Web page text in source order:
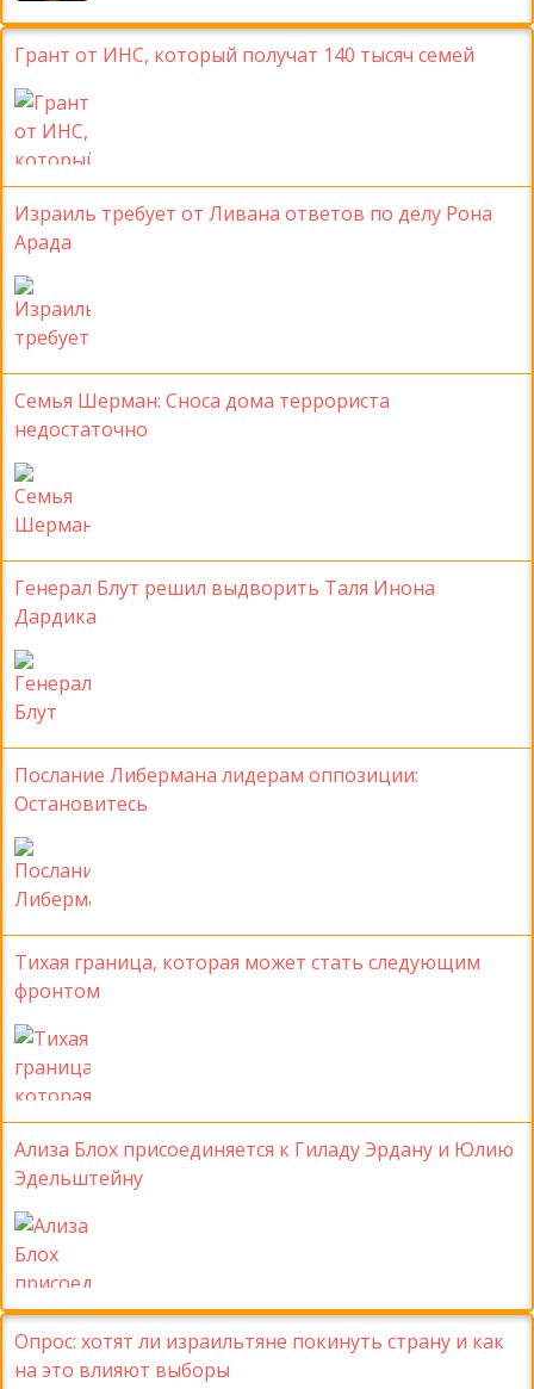
Грант от ИНС, который получат 140 тысяч семей
Израиль требует от Ливана ответов по делу Рона
Арада
Семья Шерман: Сноса дома террориста
недостаточно
Генерал Блут решил выдворить Таля Инона
Дардика
Послание Либермана лидерам оппозиции:
Остановитесь
Тихая граница, которая может стать следующим
фронтом
Ализа Блох присоединяется к Гиладу Эрдану и Юлию
Эдельштейну
Опрос: хотят ли израильтяне покинуть страну и как
на это влияют выборы